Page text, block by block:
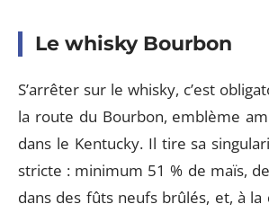
Le whisky Bourbon
S’arrêter sur le whisky, c’est
la route du Bourbon, emblème
dans le Kentucky. Il tire sa
stricte : minimum 51 % de maïs,
dans des fûts neufs brûlés, et, à la